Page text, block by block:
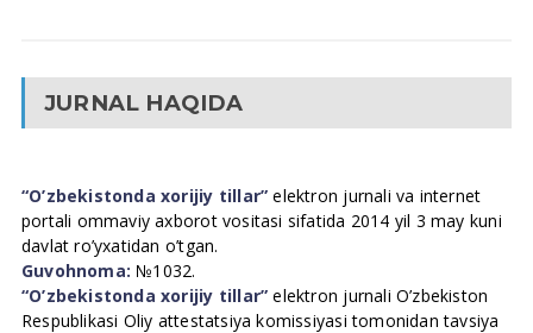
JURNAL HAQIDA
“O’zbekistonda xorijiy tillar” elektron jurnali va internet
portali ommaviy axborot vositasi sifatida 2014 yil 3 may kuni
davlat ro’yxatidan o’tgan.
Guvohnoma: №1032.
“O’zbekistonda xorijiy tillar” elektron jurnali O’zbekiston
Respublikasi Oliy attestatsiya komissiyasi tomonidan tavsiya